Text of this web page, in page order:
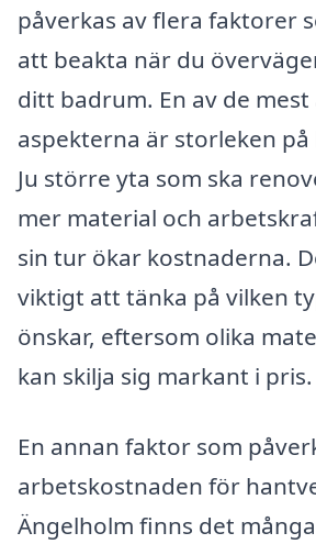
påverkas av flera faktorer
att beakta när du
ditt badrum. En av de
aspekterna är storleken
Ju större yta som ska
mer material och
sin tur ökar kostnaderna.
viktigt att tänka på vilken
önskar, eftersom olika
kan skilja sig markant i pris.
En annan faktor som
arbetskostnaden för
Ängelholm finns det